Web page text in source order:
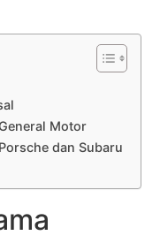
Motor
dan Subaru